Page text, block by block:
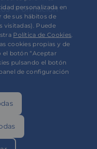
- Formación
personalizada en
de sus hábitos de
visitadas). Puede
Política de Cookies.
cookies propias y de
botón “Aceptar
pulsando el botón
de configuración